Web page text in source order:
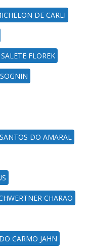
DE CARLI
FLOREK
DO AMARAL
CHARAO
CARMO JAHN